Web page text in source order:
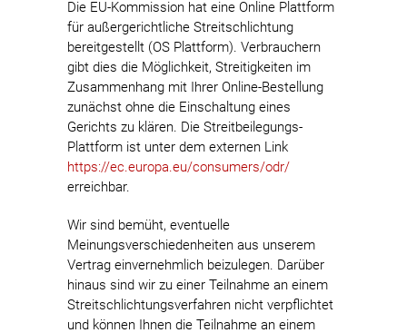
Die EU-Kommission hat eine Online Plattform
für außergerichtliche Streitschlichtung
bereitgestellt (OS Plattform). Verbrauchern
gibt dies die Möglichkeit, Streitigkeiten im
Zusammenhang mit Ihrer Online-Bestellung
zunächst ohne die Einschaltung eines
Gerichts zu klären. Die Streitbeilegungs-
Plattform ist unter dem externen Link
https://ec.europa.eu/consumers/odr/
erreichbar.
Wir sind bemüht, eventuelle
Meinungsverschiedenheiten aus unserem
Vertrag einvernehmlich beizulegen. Darüber
hinaus sind wir zu einer Teilnahme an einem
Streitschlichtungsverfahren nicht verpflichtet
und können Ihnen die Teilnahme an einem